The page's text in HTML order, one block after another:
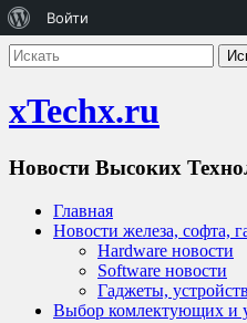
xTechx.ru
Новости Высоких
Главная
Новости железа, софта,
Hardware новости
Software новости
Гаджеты,
Выбор комлектующих и
WordPress
Войти